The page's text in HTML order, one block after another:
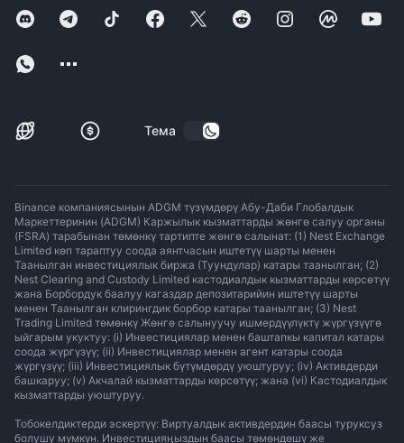
Тема
Binance компаниясынын ADGM түзүмдөрү Абу-Даби Глобалдык
Маркеттеринин (ADGM) Каржылык кызматтарды жөнгө салуу органы
(FSRA) тарабынан төмөнкү тартипте жөнгө салынат: (1) Nest Exchange
Limited көп тараптуу соода аянтчасын иштетүү шарты менен
Таанылган инвестициялык биржа (Туундулар) катары таанылган; (2)
Nest Clearing and Custody Limited кастодиалдык кызматтарды көрсөтүү
жана Борбордук баалуу кагаздар депозитарийин иштетүү шарты
менен Таанылган клирингдик борбор катары таанылган; (3) Nest
Trading Limited төмөнкү Жөнгө салынуучу ишмердүүлүктү жүргүзүүгө
ыйгарым укуктуу: (i) Инвестициялар менен баштапкы капитал катары
соода жүргүзүү; (ii) Инвестициялар менен агент катары соода
жүргүзүү; (iii) Инвестициялык бүтүмдөрдү уюштуруу; (iv) Активдерди
башкаруу; (v) Акчалай кызматтарды көрсөтүү; жана (vi) Кастодиалдык
кызматтарды уюштуруу.
Тобокелдиктерди эскертүү: Виртуалдык активдердин баасы туруксуз
болушу мүмкүн. Инвестицияңыздын баасы төмөндөшү же